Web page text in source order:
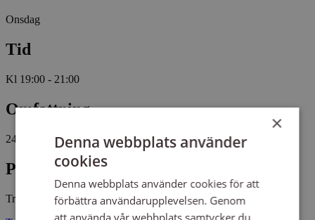
Onsdag
Tid
Kl 19:00 - 21:00
Omfattning
24 tillfällen, 50 studietimmar
Plats
Tryserums kyrka
×
Denna webbplats använder
cookies
Denna webbplats använder cookies för att
förbättra användarupplevelsen. Genom
att använda vår webbplats samtycker du